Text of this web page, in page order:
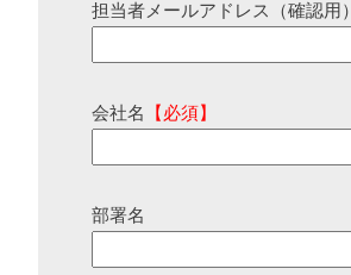
担当者メールアドレス（確認用）
会社名 【必須】
部署名